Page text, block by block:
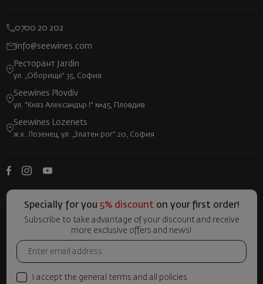
0700 20 202
info@seewines.com
Ресторант Jardin
ул. „Оборище“ 35, София
Seewines Plovdiv
ул. "Княз Александър I" №45, Пловдив
Seewines Lozenets
ж.к. Лозенец, ул. „Златен рог“ 20, София
Specially for you 5% discount on your first order!
Subscribe to take advantage of your discount and receive
more exclusive offers and news!
I accept the general terms and all policies